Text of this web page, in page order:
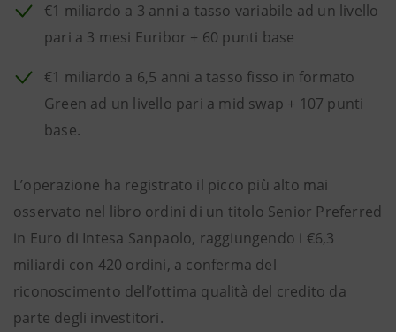
€1 miliardo a 3 anni a tasso variabile ad un livello
pari a 3 mesi Euribor + 60 punti base
€1 miliardo a 6,5 anni a tasso fisso in formato
Green ad un livello pari a mid swap + 107 punti
base.
L’operazione ha registrato il picco più alto mai
osservato nel libro ordini di un titolo Senior Preferred
in Euro di Intesa Sanpaolo, raggiungendo i €6,3
miliardi con 420 ordini, a conferma del
riconoscimento dell’ottima qualità del credito da
parte degli investitori.